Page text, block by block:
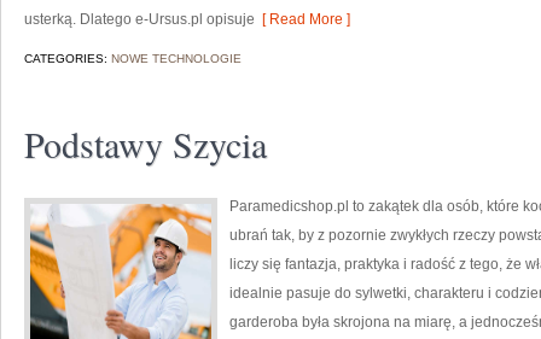
usterką. Dlatego e-Ursus.pl opisuje [ Read More ]
CATEGORIES: NOWE TECHNOLOGIE
Podstawy Szycia
Paramedicshop.pl to zakątek dla osób, które
ubrań tak, by z pozornie zwykłych rzeczy
liczy się fantazja, praktyka i radość z tego, że
idealnie pasuje do sylwetki, charakteru i
garderoba była skrojona na miarę, a